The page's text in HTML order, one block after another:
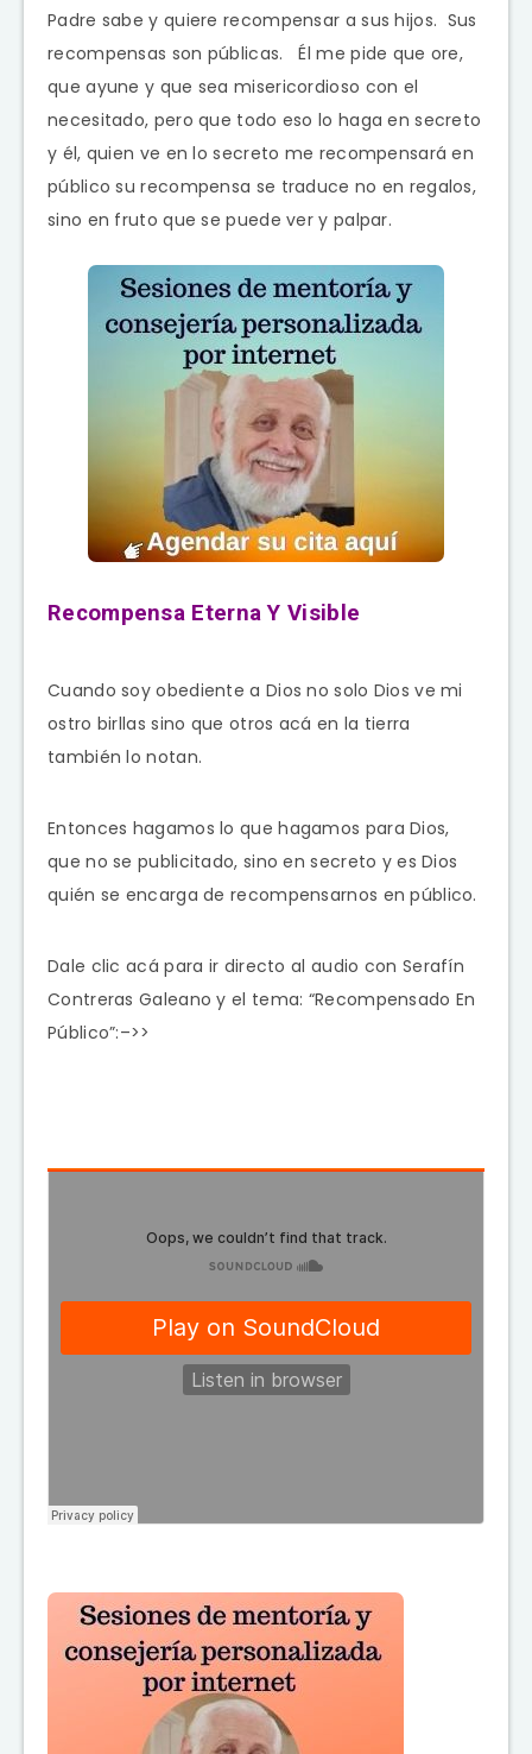
Padre sabe y quiere recompensar a sus hijos. Sus
recompensas son públicas. Él me pide que ore,
que ayune y que sea misericordioso con el
necesitado, pero que todo eso lo haga en secreto
y él, quien ve en lo secreto me recompensará en
público su recompensa se traduce no en regalos,
sino en fruto que se puede ver y palpar.
Recompensa Eterna Y Visible
Cuando soy obediente a Dios no solo Dios ve mi
ostro birllas sino que otros acá en la tierra
también lo notan.
Entonces hagamos lo que hagamos para Dios,
que no se publicitado, sino en secreto y es Dios
quién se encarga de recompensarnos en público.
Dale clic acá para ir directo al audio con Serafín
Contreras Galeano y el tema: “Recompensado En
Público”:–>>